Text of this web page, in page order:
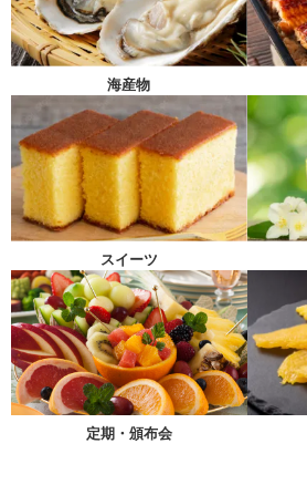
海産物
スイーツ
定期・頒布会